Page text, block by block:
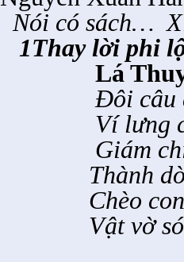
Nói có sách…
1Thay lời phi
Lá
Đôi câu
Ví lưng
Giám
Thành
Chèo
Vật vờ